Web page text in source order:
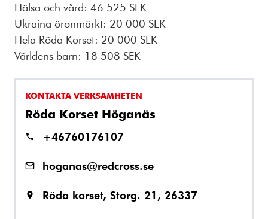
Hälsa och vård: 46 525 SEK
Ukraina öronmärkt: 20 000 SEK
Hela Röda Korset: 20 000 SEK
Världens barn: 18 508 SEK
KONTAKTA VERKSAMHETEN
Röda Korset Höganäs
+46760176107
hoganas@redcross.se
Röda korset, Storg. 21, 26337